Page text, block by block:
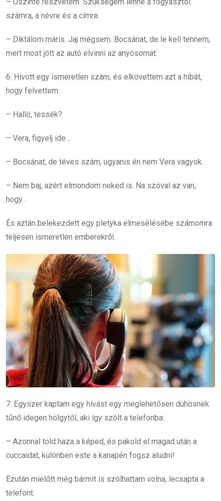
számra, a névre és a címre.
– Diktálom máris. Jaj mégsem. Bocsánat, de le kell tennem,
mert most jött az autó elvinni az anyósomat.
6. Hívott egy ismeretlen szám, és elkövettem azt a hibát,
hogy felvettem:
– Halló, tessék?
– Vera, figyelj ide…
– Bocsánat, de téves szám, ugyanis én nem Vera vagyok.
– Nem baj, azért elmondom neked is. Na szóval az van,
hogy…
És aztán belekezdett egy pletyka elmesélésébe számomra
teljesen ismeretlen emberekről.
7. Egyszer kaptam egy hívást egy meglehetősen dühösnek
tűnő idegen hölgytől, aki így szólt a telefonba:
– Azonnal told haza a képed, és pakold el magad után a
cuccaidat, különben este a kanapén fogsz aludni!
Ezután mielőtt még bármit is szólhattam volna, lecsapta a
telefont.